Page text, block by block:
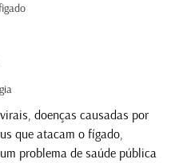
doenças causadas por
que atacam o fígado,
problema de saúde pública